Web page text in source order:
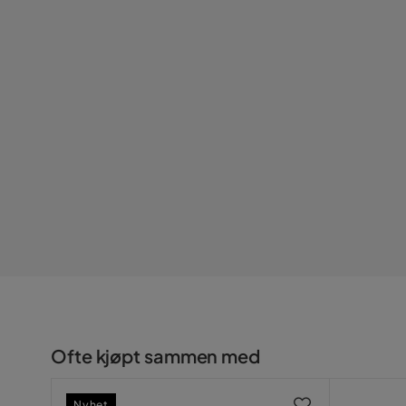
Ofte kjøpt sammen med